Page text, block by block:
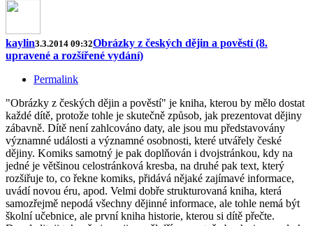
kaylin3.3.2014 09:32Obrázky z českých dějin a pověstí (8.
upravené a rozšířené vydání)
Permalink
"Obrázky z českých dějin a pověstí" je kniha, kterou by mělo dostat
každé dítě, protože tohle je skutečně způsob, jak prezentovat dějiny
zábavně. Dítě není zahlcováno daty, ale jsou mu představovány
významné události a významné osobnosti, které utvářely české
dějiny. Komiks samotný je pak doplňován i dvojstránkou, kdy na
jedné je většinou celostránková kresba, na druhé pak text, který
rozšiřuje to, co řekne komiks, přidává nějaké zajímavé informace,
uvádí novou éru, apod. Velmi dobře strukturovaná kniha, která
samozřejmě nepodá všechny dějinné informace, ale tohle nemá být
školní učebnice, ale první kniha historie, kterou si dítě přečte.